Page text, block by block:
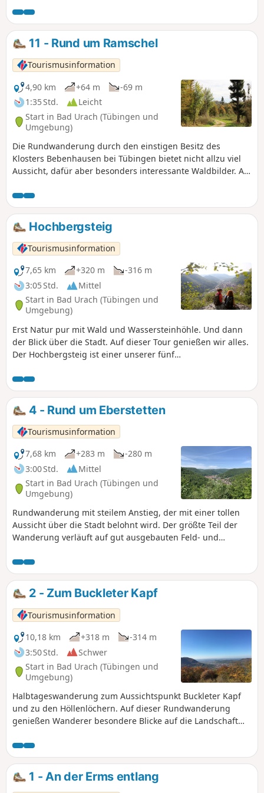
abwechslungsreiche Rundwanderung auf gut ausgebauten
Feld- und Waldwegen. Ungefähr die Hälfte der Route
verläuft im schattigen Hochwald. Steigungen und Gefälle
sind mäßig.
11 - Rund um Ramschel
Tourismusinformation
4,90 km
+64 m
-69 m
1:35 Std.
Leicht
Start in Bad Urach (Tübingen und
Umgebung)
Die Rundwanderung durch den einstigen Besitz des
Klosters Bebenhausen bei Tübingen bietet nicht allzu viel
Aussicht, dafür aber besonders interessante Waldbilder. An
Schatten. Die Wege sind auch bei feuchter Witterung
bequem zu begehen und größere Steigungen gilt es nicht
zu überwinden.
Hochbergsteig
Tourismusinformation
7,65 km
+320 m
-316 m
3:05 Std.
Mittel
Start in Bad Urach (Tübingen und
Umgebung)
Erst Natur pur mit Wald und Wassersteinhöhle. Und dann
der Blick über die Stadt. Auf dieser Tour genießen wir alles.
Der Hochbergsteig ist einer unserer fünf
Wandergäste zu den Naturschönheiten innerhalb des
Biosphärengebiets Schwäbische Alb führen. Nicht nur der
Aussichtspunkt Michelskäppele, sondern auch die
verschiedenen Felsvorsprünge der Kunstmühlefelsen
überzeugen mit fantastischen Ausblicken über die Stadt
und das Seeburger Tal. Zwischen den einzelnen
Aussichtspunkten verläuft ein schmaler Waldpfad entlang
der Albkante. Gemütliche Waldliegen laden zum
Entspannen auf der Albhochfläche ein.
4 - Rund um Eberstetten
Tourismusinformation
7,68 km
+283 m
-280 m
3:00 Std.
Mittel
Start in Bad Urach (Tübingen und
Umgebung)
Rundwanderung mit steilem Anstieg, der mit einer tollen
Aussicht über die Stadt belohnt wird. Der größte Teil der
Wanderung verläuft auf gut ausgebauten Feld- und
2 - Zum Buckleter Kapf
Tourismusinformation
10,18 km
+318 m
-314 m
3:50 Std.
Schwer
Start in Bad Urach (Tübingen und
Umgebung)
Halbtageswanderung zum Aussichtspunkt Buckleter Kapf
und zu den Höllenlöchern. Auf dieser Rundwanderung
genießen Wanderer besondere Blicke auf die Landschaft
Kapf" sowie der "Nägelesfelsen" bieten Panoramen auf das
umliegende Ermstal, die Burgruine Hohenurach sowie das
Maisental. Das Highlight der Tour ist der Gang durch die
Höllenlöcher, eine tiefe Kluft mit klaffenden Felsspalten.
1 - An der Erms entlang